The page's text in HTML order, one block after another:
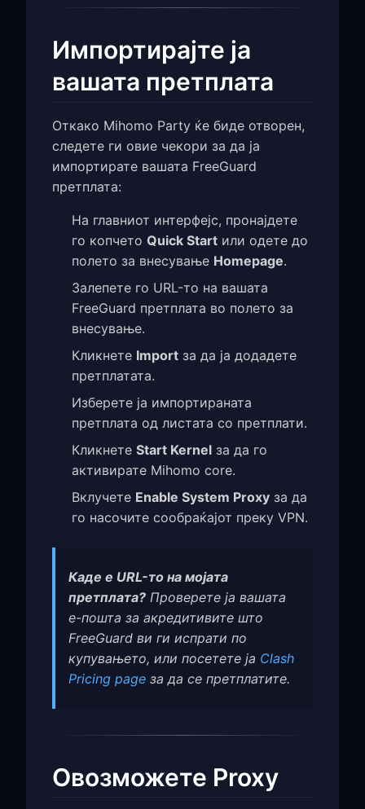
Импортирајте ја
вашата претплата
Откако Mihomo Party ќе биде отворен,
следете ги овие чекори за да ја
импортирате вашата FreeGuard
претплата:
На главниот интерфејс, пронајдете
го копчето Quick Start или одете до
полето за внесување Homepage.
Залепете го URL-то на вашата
FreeGuard претплата во полето за
внесување.
Кликнете Import за да ја додадете
претплатата.
Изберете ја импортираната
претплата од листата со претплати.
Кликнете Start Kernel за да го
активирате Mihomo core.
Вклучете Enable System Proxy за да
го насочите сообраќајот преку VPN.
Каде е URL-то на мојата
претплата? Проверете ја вашата
е-пошта за акредитивите што
FreeGuard ви ги испрати по
купувањето, или посетете ја Clash
Pricing page за да се претплатите.
Овозможете Proxy